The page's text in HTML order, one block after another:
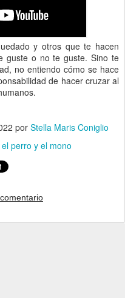
y otros que te hacen
guste o no te guste. Sino te
no entiendo cómo se hace
de hacer cruzar al
por Stella Maris Coniglio
el perro y el mono